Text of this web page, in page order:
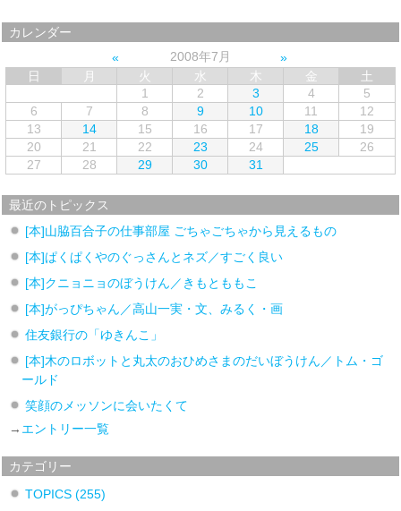
カレンダー
2008年7月
日
月 火 水 木 金
土
1
2 3 4
5
6
7 8 9 10 11
12
13
14 15 16 17 18
19
20
21 22 23 24 25
26
27
28 29 30 31
最近のトピックス
[本]山脇百合子の仕事部屋 ごちゃごちゃから見えるもの
[本]ぱくぱくやのぐっさんとネズ／すごく良い
[本]クニョニョのぼうけん／きもとももこ
[本]がっぴちゃん／高山一実・文、みるく・画
住友銀行の「ゆきんこ」
[本]木のロボットと丸太のおひめさまのだいぼうけん／トム・ゴ
ールド
笑顔のメッソンに会いたくて
→ エントリー一覧
カテゴリー
TOPICS(255)